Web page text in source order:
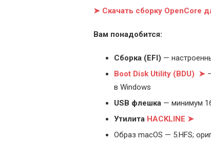
➤ Скачать сборку OpenCore
Вам понадобится:
Cборка (EFI) —
Boot Disk Utility (BDU) ➤
в Windows
USB флешка — минимум
Утилита HACKLINE ➤
Образ macOS — 5.HFS;